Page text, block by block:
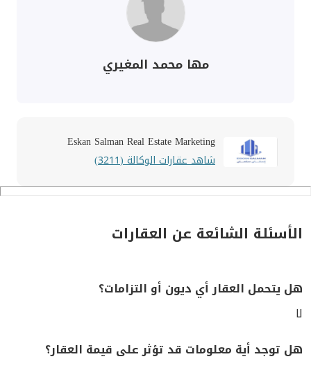
مها محمد المغيري
Eskan Salman Real Estate Marketing
شاهد عقارات الوكالة (3211)
الأسئلة الشائعة عن العقارات
هل يتحمل العقار أي ديون أو التزامات؟
لا
هل توجد أية معلومات قد تؤثر على قيمة العقار؟